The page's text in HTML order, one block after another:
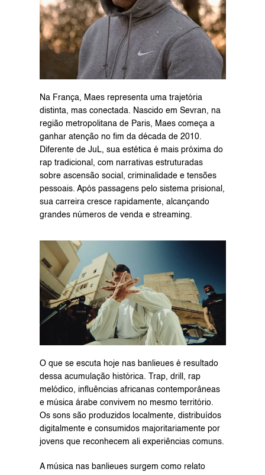
Na França, Maes representa uma trajetória
distinta, mas conectada. Nascido em Sevran, na
região metropolitana de Paris, Maes começa a
ganhar atenção no fim da década de 2010.
Diferente de JuL, sua estética é mais próxima do
rap tradicional, com narrativas estruturadas
sobre ascensão social, criminalidade e tensões
pessoais. Após passagens pelo sistema prisional,
sua carreira cresce rapidamente, alcançando
grandes números de venda e streaming.
O que se escuta hoje nas banlieues é resultado
dessa acumulação histórica. Trap, drill, rap
melódico, influências africanas contemporâneas
e música árabe convivem no mesmo território.
Os sons são produzidos localmente, distribuídos
digitalmente e consumidos majoritariamente por
jovens que reconhecem ali experiências comuns.
A música nas banlieues surgem como relato